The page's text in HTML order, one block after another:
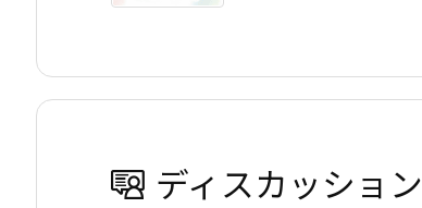
ディスカッション